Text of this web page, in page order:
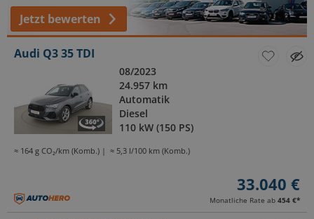
Jetzt bewerten
Audi Q3 35 TDI
08/2023
24.957 km
Automatik
Diesel
110 kW (150 PS)
≈ 164 g CO₂/km (Komb.) ≈ 5,3 l/100 km (Komb.)
33.040 €
Monatliche Rate ab 454 €*